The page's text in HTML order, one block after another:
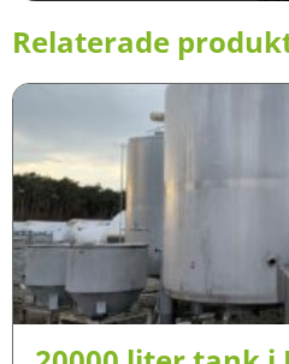
Relaterade